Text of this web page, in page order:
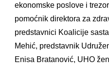
ekonomske poslove i
pomoćnik direktora za
predstavnici Koalicije
Mehić, predstavnik
Enisa Bratanović, UHO